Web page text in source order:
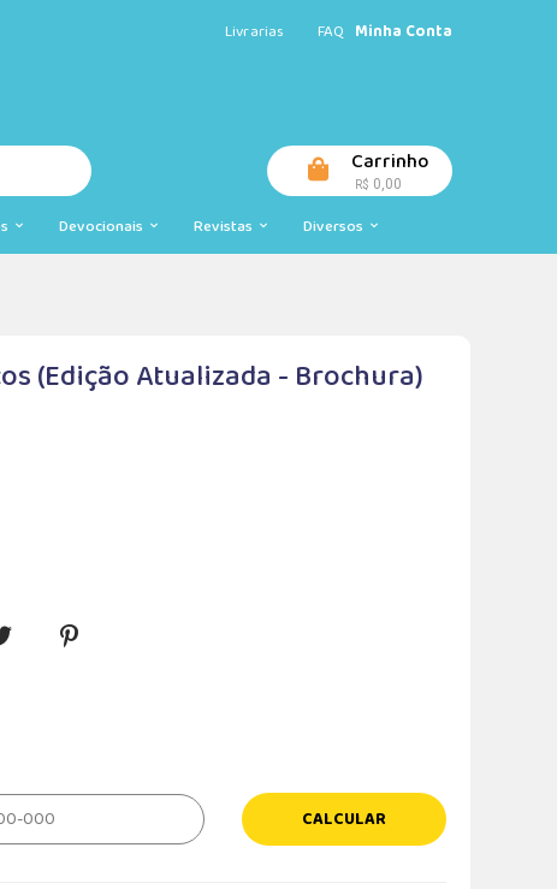
Livrarias FAQ Minha Conta
Carrinho
R$ 0,00
Devocionais Revistas Diversos
(Edição Atualizada - Brochura)
CALCULAR